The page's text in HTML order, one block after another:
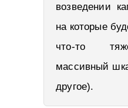
возведении
на которые
что-то
массивный
другое).